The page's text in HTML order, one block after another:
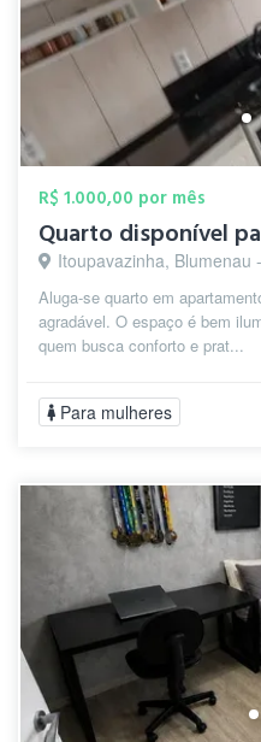
R$ 1.000,00 por mês
Quarto disponível
Itoupavazinha, Blumenau
Aluga-se quarto em
agradável. O espaço é bem
quem busca conforto e prat...
Para mulheres